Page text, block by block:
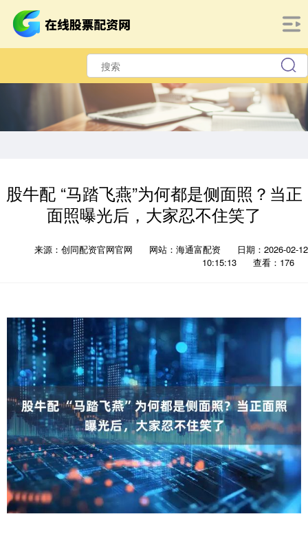
股牛配 “马踏飞燕”为何都是侧面照？当正
面照曝光后，大家忍不住笑了
来源：创同配资官网官网 网站：海通富配资
日期：2026-02-12
10:15:13
查看：176